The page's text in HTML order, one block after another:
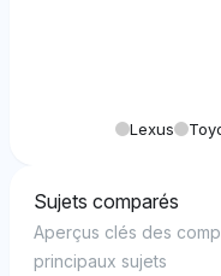
Lexus
Sujets comparés
Aperçus clés des
principaux sujets